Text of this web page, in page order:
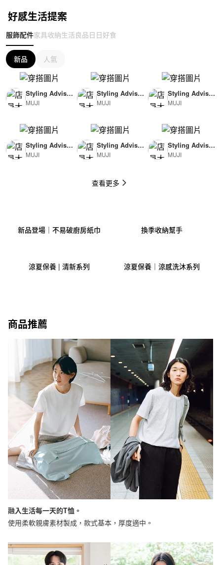
好感生活提案
服飾配件家具收納生活良品日日好食
新品 人氣
查看更多
Styling Advisor
( For Woman )
MUJI
Styling Advisor
( For Man )
MUJI
Styling Advisor
( For Man )
MUJI
Styling Advisor
( For Man )
MUJI
Styling Advisor
( For Man )
MUJI
Styling Advisor
( For Woman )
MUJI
新品登場｜不易破廚房紙巾 換季收納幫手
涼夏保養 | 清新系列 涼夏保養｜涼感洗沐系列
商品推薦
融入生活每一天的T恤。
使用柔軟親膚素材製成，款式基本，厚度適中。